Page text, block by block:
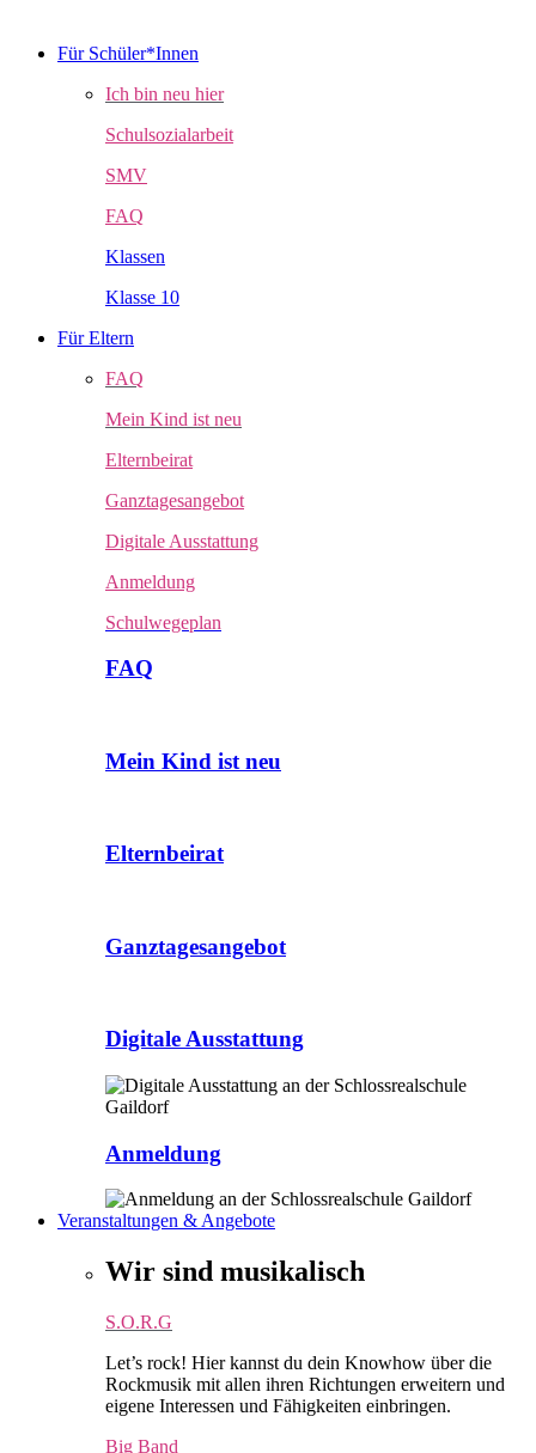
Für Schüler*Innen
Ich bin neu hier
Schulsozialarbeit
SMV
FAQ
Klassen
Klasse 10
Für Eltern
FAQ
Mein Kind ist neu
Elternbeirat
Ganztagesangebot
Digitale Ausstattung
Anmeldung
Schulwegeplan
FAQ
Mein Kind ist neu
Elternbeirat
Ganztagesangebot
Digitale Ausstattung
Anmeldung
Veranstaltungen & Angebote
Wir sind musikalisch
S.O.R.G
Let’s rock! Hier kannst du dein Knowhow über die
Rockmusik mit allen ihren Richtungen erweitern und
eigene Interessen und Fähigkeiten einbringen.
Big Band